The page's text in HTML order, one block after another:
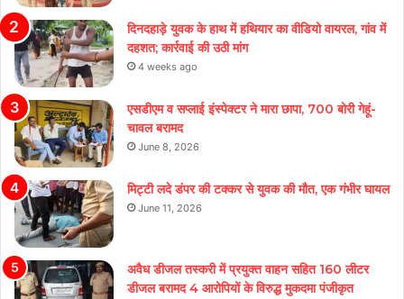
दिनदहाड़े युवक के हाथ में हथियार का वीडियो वायरल, गांव में
दहशत; कार्रवाई की उठी मांग
4 weeks ago
एसडीएम व सप्लाई इंस्पेक्टर ने मारा छापा, 700 बोरी गेहूं-
चावल बरामद
June 8, 2026
मिट्टी लदे डंपर की टक्कर से युवक की मौत, एक गंभीर घायल
June 11, 2026
अवैध डीजल तस्करी में प्रयुक्त वाहन सहित 160 लीटर
डीजल बरामद 4 आरोपियों के विरुद्ध मुकदमा पंजीकृत